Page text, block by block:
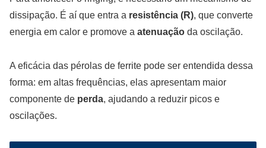
dissipação. É aí que entra a resistência (R), que converte
energia em calor e promove a atenuação da oscilação.
A eficácia das pérolas de ferrite pode ser entendida dessa
forma: em altas frequências, elas apresentam maior
componente de perda, ajudando a reduzir picos e
oscilações.